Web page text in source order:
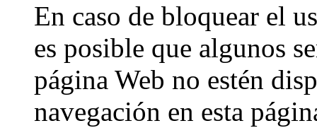
En caso de bloquear el
es posible que algunos
página Web no estén
navegación en esta